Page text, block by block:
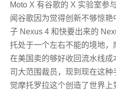
Moto X 有谷歌的 X 实验室参
闻谷歌因为觉得创新不够惊
子 Nexus 4 和快要出来的
托处于一个左右不能的境地
在美国卖的够好收回流水线
司大范围裁员，现到现在这
觉摩托罗拉这个创造了世界